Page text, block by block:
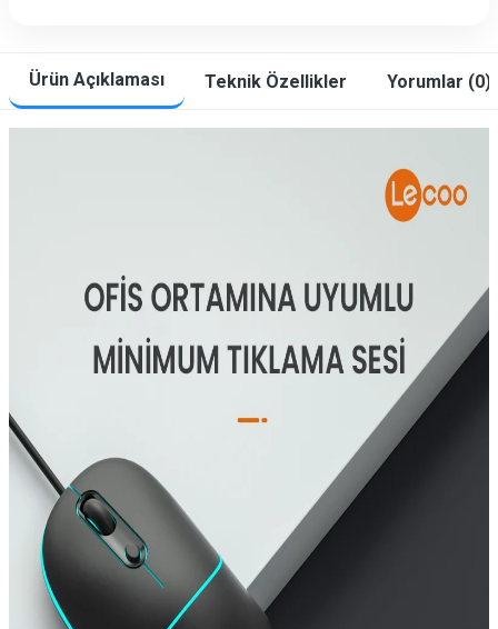
Ürün Açıklaması Teknik Özellikler Yorumlar (0)